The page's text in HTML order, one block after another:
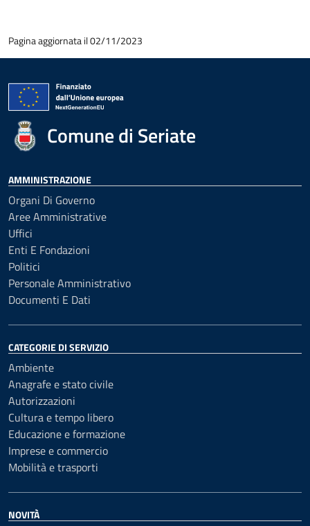
Pagina aggiornata il 02/11/2023
Comune di Seriate
AMMINISTRAZIONE
Organi Di Governo
Aree Amministrative
Uffici
Enti E Fondazioni
Politici
Personale Amministrativo
Documenti E Dati
CATEGORIE DI SERVIZIO
Ambiente
Anagrafe e stato civile
Autorizzazioni
Cultura e tempo libero
Educazione e formazione
Imprese e commercio
Mobilità e trasporti
NOVITÀ